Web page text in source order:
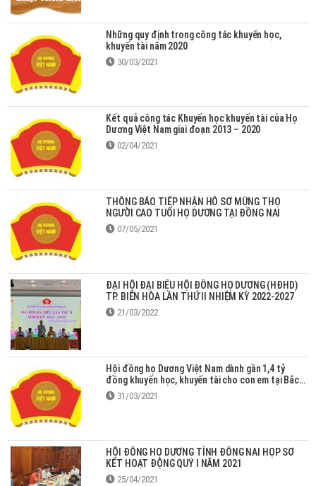
Những quy định trong công tác khuyến học,
khuyến tài năm 2020
30/03/2021
Kết quả công tác Khuyến học khuyến tài của Họ
Dương Việt Nam giai đoạn 2013 – 2020
02/04/2021
THÔNG BÁO TIẾP NHẬN HỒ SƠ MỪNG THỌ
NGƯỜI CAO TUỔI HỌ DƯƠNG TẠI ĐỒNG NAI
07/05/2021
ĐẠI HỘI ĐẠI BIỂU HỘI ĐỒNG HỌ DƯƠNG (HĐHD)
TP. BIÊN HÒA LẦN THỨ II NHIỆM KỲ 2022-2027
21/03/2022
Hội đồng họ Dương Việt Nam dành gần 1,4 tỷ
đồng khuyến học, khuyến tài cho con em tại Bắc
Giang31/03/2021
HỘI ĐỒNG HỌ DƯƠNG TỈNH ĐỒNG NAI HỌP SƠ
KẾT HOẠT ĐỘNG QUÝ I NĂM 2021
25/04/2021